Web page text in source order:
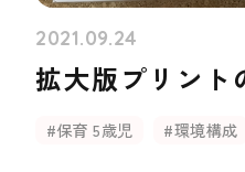
2021.09.24
拡大版プリント
#保育 5歳児 #環境構成